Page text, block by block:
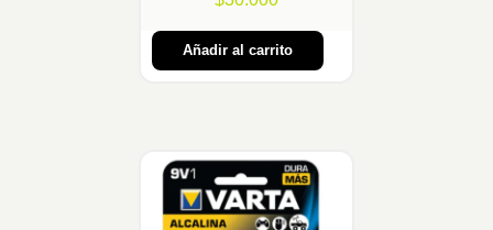
Añadir al carrito